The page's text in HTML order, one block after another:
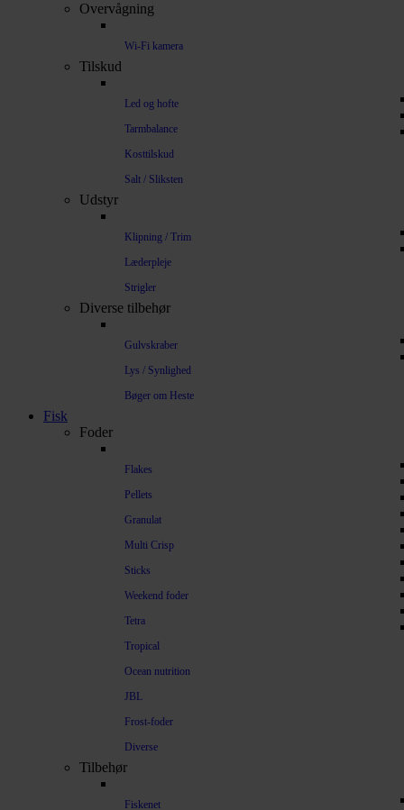
Overvågning
Wi-Fi kamera
Tilskud
Led og hofte
Tarmbalance
Kosttilskud
Salt / Sliksten
Udstyr
Klipning / Trim
Læderpleje
Strigler
Diverse tilbehør
Gulvskraber
Lys / Synlighed
Bøger om Heste
Fisk
Foder
Flakes
Pellets
Granulat
Multi Crisp
Sticks
Weekend foder
Tetra
Tropical
Ocean nutrition
JBL
Frost-foder
Diverse
Tilbehør
Fiskenet